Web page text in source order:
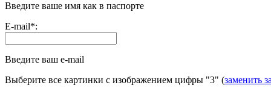
Введите ваше имя как в паспорте
E-mail*:
Введите ваш e-mail
Выберите все картинки с изображением цифры "3" (заменить